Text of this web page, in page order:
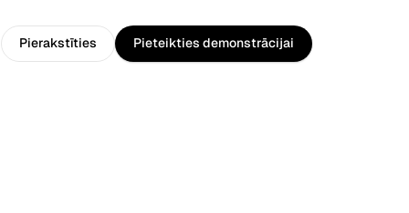
Pierakstīties Pieteikties demonstrācijai